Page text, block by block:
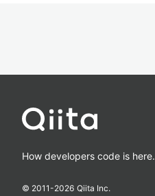
How developers code is here.
© 2011-2026 Qiita Inc.